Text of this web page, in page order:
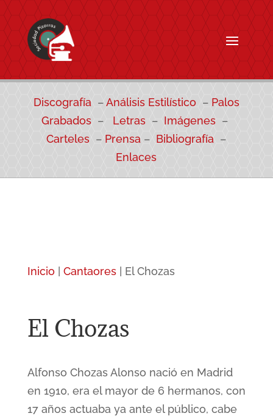
Discografía –Análisis Estilístico – Palos
Grabados – Letras – Imágenes –
Carteles – Prensa – Bibliografía –
Enlaces
Inicio Cantaores| El Chozas
El Chozas
Alfonso Chozas Alonso nació en Madrid
en 1910, era el mayor de 6 hermanos, con
17 años actuaba ya ante el público, cabe